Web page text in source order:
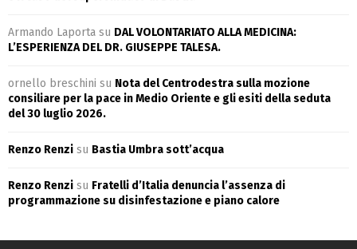
Armando Laporta su DAL VOLONTARIATO ALLA MEDICINA:
L’ESPERIENZA DEL DR. GIUSEPPE TALESA.
ornello breschini su Nota del Centrodestra sulla mozione
consiliare per la pace in Medio Oriente e gli esiti della seduta
del 30 luglio 2026.
Renzo Renzi su Bastia Umbra sott’acqua
Renzo Renzi su Fratelli d’Italia denuncia l’assenza di
programmazione su disinfestazione e piano calore